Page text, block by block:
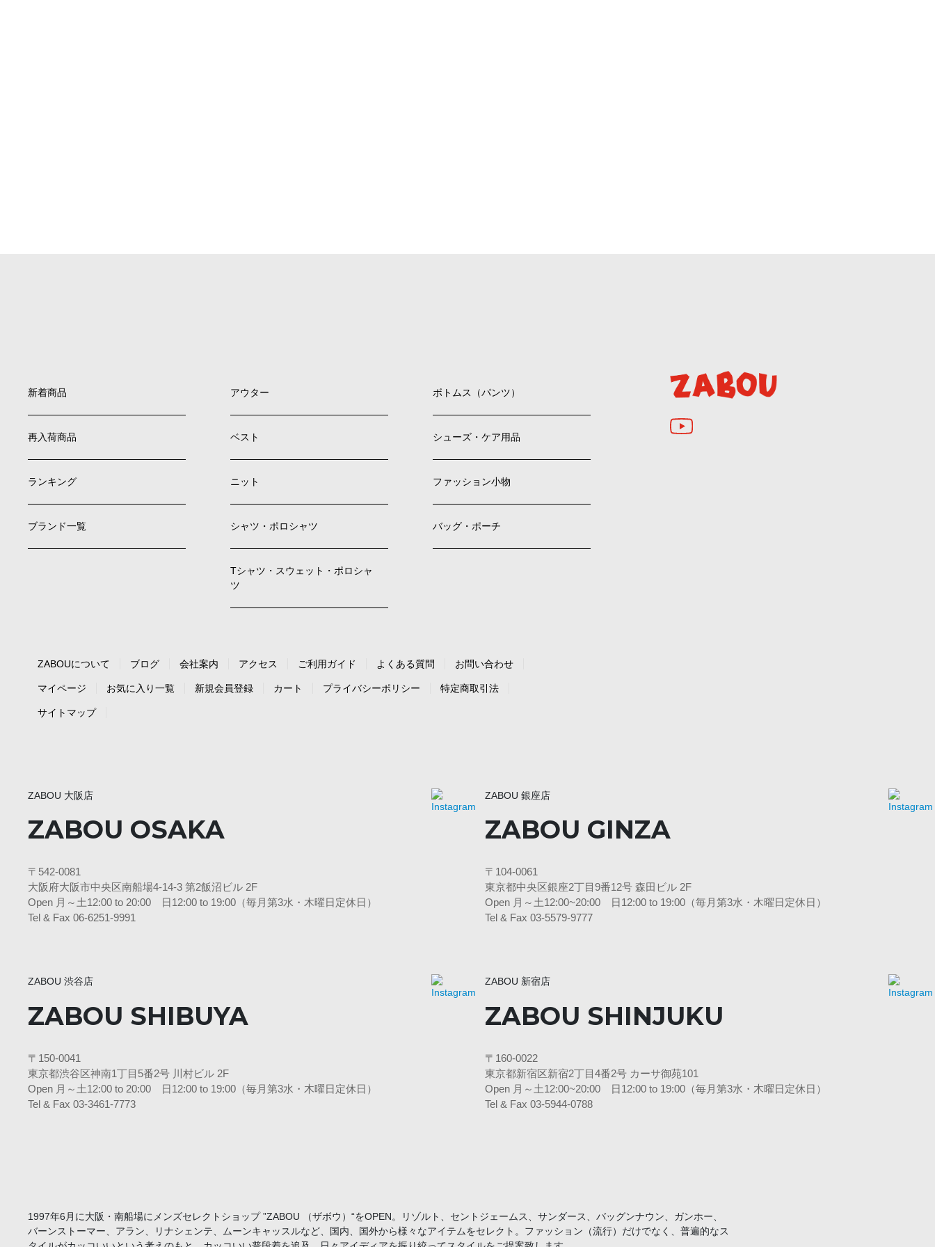
新着商品
再入荷商品
ランキング
ブランド一覧
アウター
ベスト
ニット
シャツ・ポロシャツ
Tシャツ・スウェット・ポロシャ
ツ
ボトムス（パンツ）
シューズ・ケア用品
ファッション小物
バッグ・ポーチ
ZABOUについて ブログ 会社案内 アクセス ご利用ガイド よくある質問 お問い合わせ
マイページ お気に入り一覧 新規会員登録 カート プライバシーポリシー 特定商取引法
サイトマップ
ZABOU 大阪店
ZABOU OSAKA
〒542-0081
大阪府大阪市中央区南船場4-14-3 第2飯沼ビル 2F
Open 月～土12:00 to 20:00 日12:00 to 19:00（毎月第3水・木曜日定休日）
Tel & Fax 06-6251-9991
ZABOU 銀座店
ZABOU GINZA
〒104-0061
東京都中央区銀座2丁目9番12号 森田ビル 2F
Open 月～土12:00~20:00 日12:00 to 19:00（毎月第3水・木曜日定休日）
Tel & Fax 03-5579-9777
ZABOU 渋谷店
ZABOU SHIBUYA
〒150-0041
東京都渋谷区神南1丁目5番2号 川村ビル 2F
Open 月～土12:00 to 20:00 日12:00 to 19:00（毎月第3水・木曜日定休日）
Tel & Fax 03-3461-7773
ZABOU 新宿店
ZABOU SHINJUKU
〒160-0022
東京都新宿区新宿2丁目4番2号 カーサ御苑101
Open 月～土12:00~20:00 日12:00 to 19:00（毎月第3水・木曜日定休日）
Tel & Fax 03-5944-0788
1997年6月に大阪・南船場にメンズセレクトショップ ”ZABOU （ザボウ）“をOPEN。リゾルト、セントジェームス、サンダース、バッグンナウン、ガンホー、
バーンストーマー、アラン、リナシェンテ、ムーンキャッスルなど、国内、国外から様々なアイテムをセレクト。ファッション（流行）だけでなく、普遍的なス